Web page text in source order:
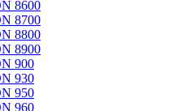
8600
8700
8800
8900
900
930
950
960